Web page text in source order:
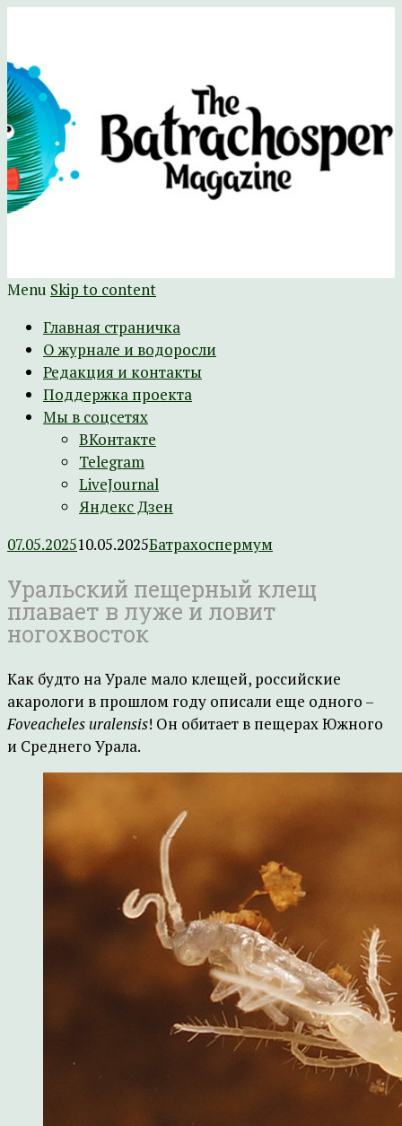
The Batrachospermum Magazine
Батрахоспермум (официальный сайт)
Menu Skip to content
Главная страничка
О журнале и водоросли
Редакция и контакты
Поддержка проекта
Мы в соцсетях
ВКонтакте
Telegram
LiveJournal
Яндекс Дзен
07.05.202510.05.2025Батрахоспермум
Уральский пещерный клещ
плавает в луже и ловит
ногохвосток
Как будто на Урале мало клещей, российские
акарологи в прошлом году описали еще одного –
Foveacheles uralensis! Он обитает в пещерах Южного
и Среднего Урала.